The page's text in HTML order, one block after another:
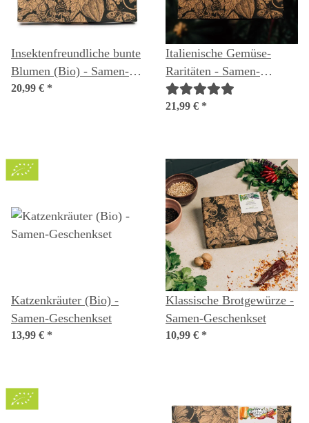
Insektenfreundliche bunte
Blumen (Bio) - Samen-
Geschenkset
20,99 € *
Italienische Gemüse-
Raritäten - Samen-
Geschenkset
21,99 € *
Katzenkräuter (Bio) -
Samen-Geschenkset
13,99 € *
Klassische Brotgewürze -
Samen-Geschenkset
10,99 € *